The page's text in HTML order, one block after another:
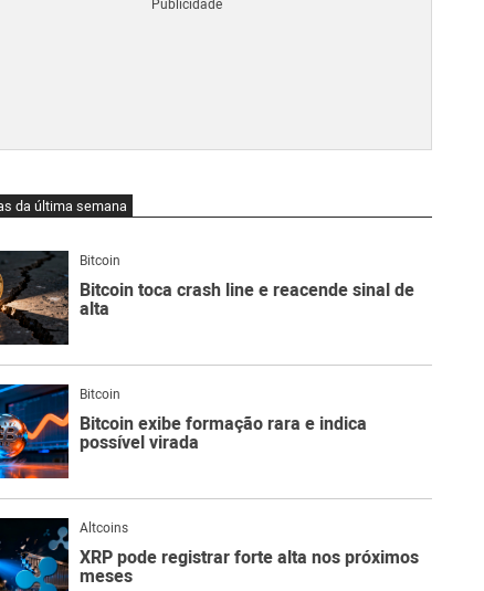
da última semana
Bitcoin
Bitcoin toca crash line e reacende sinal de
alta
Bitcoin
Bitcoin exibe formação rara e indica
possível virada
Altcoins
XRP pode registrar forte alta nos próximos
meses